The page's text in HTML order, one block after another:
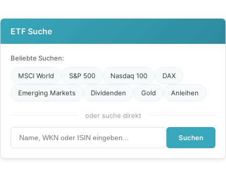
ETF Suche
Beliebte Suchen:
MSCI World S&P 500 Nasdaq 100 DAX
Emerging Markets Dividenden Gold Anleihen
oder suche direkt
Suchen